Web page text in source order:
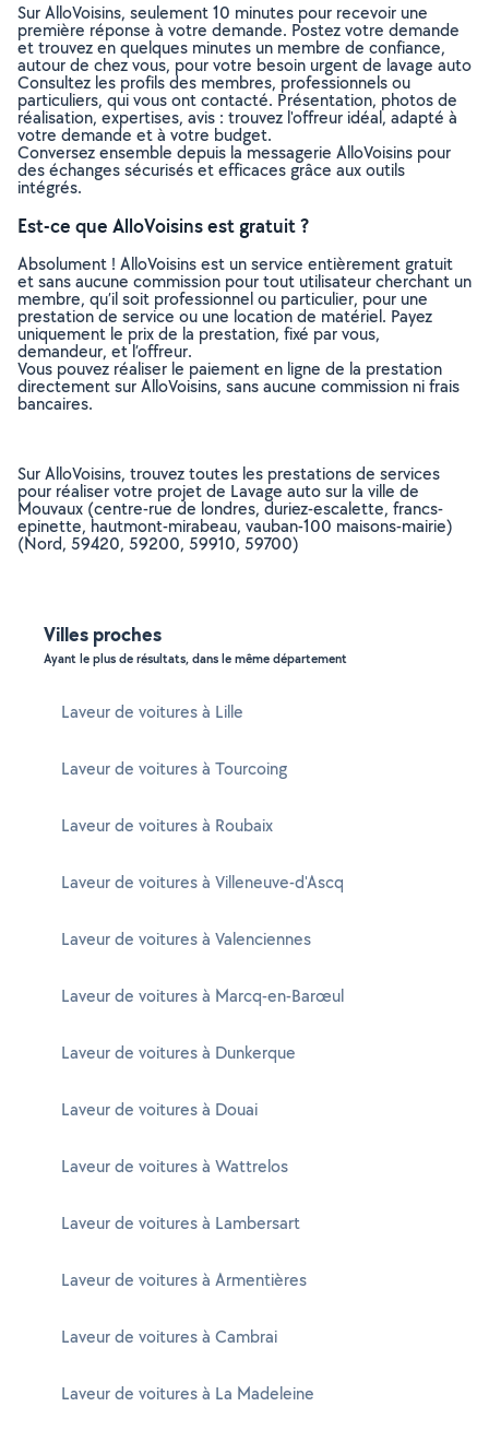
Sur AlloVoisins, seulement 10 minutes pour recevoir une
première réponse à votre demande. Postez votre demande
et trouvez en quelques minutes un membre de confiance,
autour de chez vous, pour votre besoin urgent de lavage auto
Consultez les profils des membres, professionnels ou
particuliers, qui vous ont contacté. Présentation, photos de
réalisation, expertises, avis : trouvez l'offreur idéal, adapté à
votre demande et à votre budget.
Conversez ensemble depuis la messagerie AlloVoisins pour
des échanges sécurisés et efficaces grâce aux outils
intégrés.
Est-ce que AlloVoisins est gratuit ?
Absolument ! AlloVoisins est un service entièrement gratuit
et sans aucune commission pour tout utilisateur cherchant un
membre, qu’il soit professionnel ou particulier, pour une
prestation de service ou une location de matériel. Payez
uniquement le prix de la prestation, fixé par vous,
demandeur, et l’offreur.
Vous pouvez réaliser le paiement en ligne de la prestation
directement sur AlloVoisins, sans aucune commission ni frais
bancaires.
Sur AlloVoisins, trouvez toutes les prestations de services
pour réaliser votre projet de Lavage auto sur la ville de
Mouvaux (centre-rue de londres, duriez-escalette, francs-
epinette, hautmont-mirabeau, vauban-100 maisons-mairie)
(Nord, 59420, 59200, 59910, 59700)
Villes proches
Ayant le plus de résultats, dans le même département
Laveur de voitures à Lille
Laveur de voitures à Tourcoing
Laveur de voitures à Roubaix
Laveur de voitures à Villeneuve-d'Ascq
Laveur de voitures à Valenciennes
Laveur de voitures à Marcq-en-Barœul
Laveur de voitures à Dunkerque
Laveur de voitures à Douai
Laveur de voitures à Wattrelos
Laveur de voitures à Lambersart
Laveur de voitures à Armentières
Laveur de voitures à Cambrai
Laveur de voitures à La Madeleine